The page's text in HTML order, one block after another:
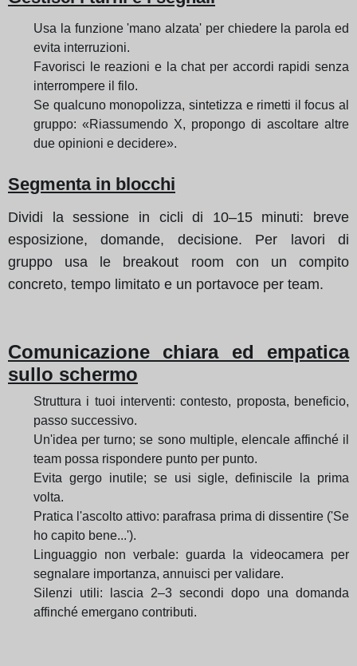
Usa la funzione 'mano alzata' per chiedere la parola ed
evita interruzioni.
Favorisci le reazioni e la chat per accordi rapidi senza
interrompere il filo.
Se qualcuno monopolizza, sintetizza e rimetti il focus al
gruppo: «Riassumendo X, propongo di ascoltare altre
due opinioni e decidere».
Segmenta in blocchi
Dividi la sessione in cicli di 10–15 minuti: breve
esposizione, domande, decisione. Per lavori di
gruppo usa le breakout room con un compito
concreto, tempo limitato e un portavoce per team.
Comunicazione chiara ed empatica
sullo schermo
Struttura i tuoi interventi: contesto, proposta, beneficio,
passo successivo.
Un'idea per turno; se sono multiple, elencale affinché il
team possa rispondere punto per punto.
Evita gergo inutile; se usi sigle, definiscile la prima
volta.
Pratica l'ascolto attivo: parafrasa prima di dissentire ('Se
ho capito bene...').
Linguaggio non verbale: guarda la videocamera per
segnalare importanza, annuisci per validare.
Silenzi utili: lascia 2–3 secondi dopo una domanda
affinché emergano contributi.